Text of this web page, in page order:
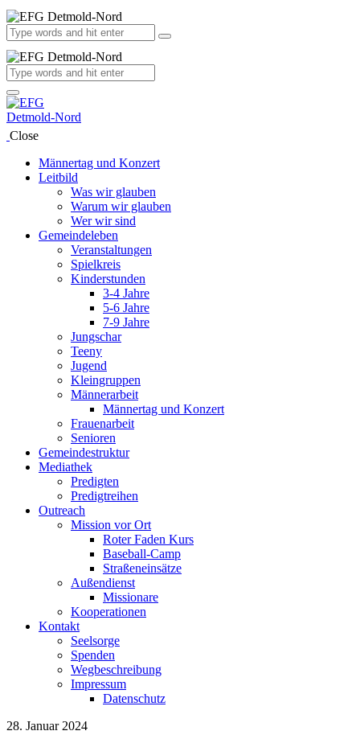
Close
Männertag und Konzert
Leitbild
Was wir glauben
Warum wir glauben
Wer wir sind
Gemeindeleben
Veranstaltungen
Spielkreis
Kinderstunden
3-4 Jahre
5-6 Jahre
7-9 Jahre
Jungschar
Teeny
Jugend
Kleingruppen
Männerarbeit
Männertag und Konzert
Frauenarbeit
Senioren
Gemeindestruktur
Mediathek
Predigten
Predigtreihen
Outreach
Mission vor Ort
Roter Faden Kurs
Baseball-Camp
Straßeneinsätze
Außendienst
Missionare
Kooperationen
Kontakt
Seelsorge
Spenden
Wegbeschreibung
Impressum
Datenschutz
28. Januar 2024